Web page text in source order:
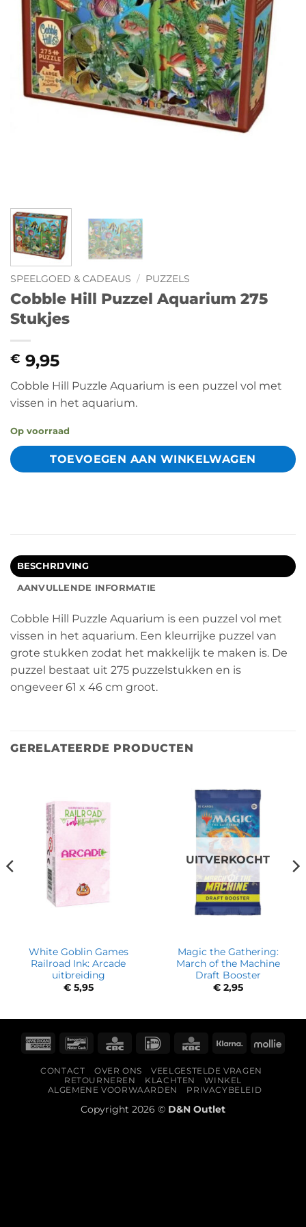
SPEELGOED & CADEAUS / PUZZELS
Cobble Hill Puzzel Aquarium 275
Stukjes
€ 9,95
Cobble Hill Puzzle Aquarium is een puzzel vol met
vissen in het aquarium.
Op voorraad
TOEVOEGEN AAN WINKELWAGEN
BESCHRIJVING
AANVULLENDE INFORMATIE
Cobble Hill Puzzle Aquarium is een puzzel vol met
vissen in het aquarium. Een kleurrijke puzzel van
grote stukken zodat het makkelijk te maken is. De
puzzel bestaat uit 275 puzzelstukken en is
ongeveer 61 x 46 cm groot.
GERELATEERDE PRODUCTEN
White Goblin Games
Railroad Ink: Arcade
uitbreiding
€5,95
UITVERKOCHT
Magic the Gathering:
March of the Machine
Draft Booster
€2,95
American BancontactCBC IDeal KBC Klarna
CONTACT OVER ONS
VEELGESTELDE VRAGEN
RETOURNEREN
KLACHTEN
WINKEL
ALGEMENE VOORWAARDEN
PRIVACYBELEID
Copyright 2026 © D&N Outlet